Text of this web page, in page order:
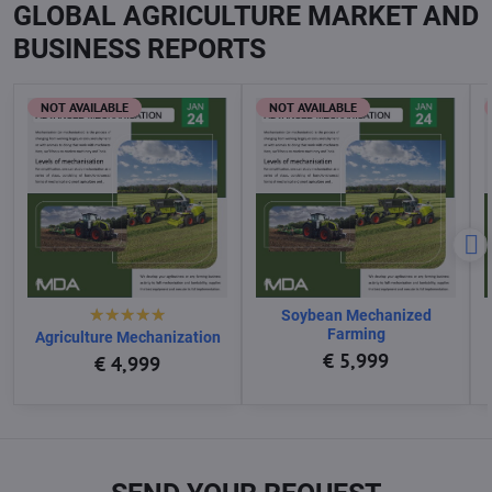
GLOBAL AGRICULTURE MARKET AND
BUSINESS REPORTS
NOT AVAILABLE
Agriculture Mechanization
€ 4,999
NOT AVAILABLE
Soybean Mechanized
Farming
€ 5,999